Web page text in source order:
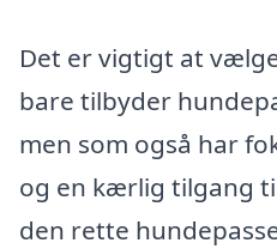
Det er vigtigt at
bare tilbyder
men som også har
og en kærlig tilgang
den rette